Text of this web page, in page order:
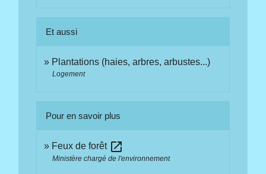
Et aussi
Plantations (haies, arbres, arbustes...)
Logement
Pour en savoir plus
Feux de forêt open_in_new
Ministère chargé de l'environnement